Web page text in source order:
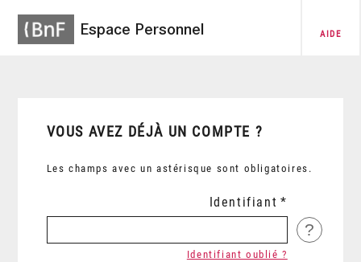
Espace Personnel AIDE
VOUS AVEZ DÉJÀ UN COMPTE ?
Les champs avec un astérisque sont obligatoires.
Identifiant
?
Identifiant oublié ?